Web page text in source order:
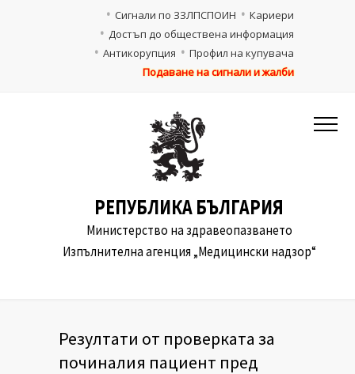
Кариери
Сигнали по ЗЗЛПСПОИН
Достъп до обществена информация
Профил на купувача
Антикорупция
Подаване на сигнали и жалби
РЕПУБЛИКА БЪЛГАРИЯ
Министерство на здравеопазването
Изпълнителна агенция „Медицински надзор“
Резултати от проверката за
починалия пациент пред